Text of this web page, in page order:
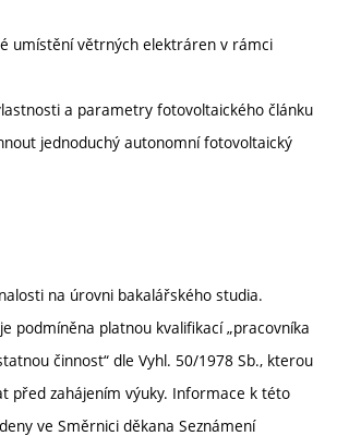
umístění větrných elektráren v rámci
a parametry fotovoltaického článku
jednoduchý autonomní fotovoltaický
na úrovni bakalářského studia.
podmíněna platnou kvalifikací „pracovníka
činnost“ dle Vyhl. 50/1978 Sb., kterou
před zahájením výuky. Informace k této
ve Směrnici děkana Seznámení